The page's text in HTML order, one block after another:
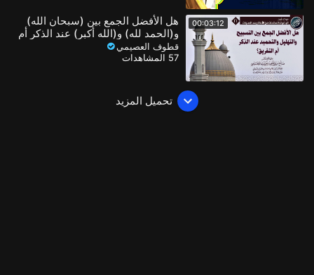
00:03:12
هل الأفضل الجمع بين (سبحان الله)
و(الحمد لله) و(الله أكبر) عند الذكر أم
التفريق؟ | صالح العصيمي
قطوف العصيمي
57 المشاهدات
تحميل المزيد